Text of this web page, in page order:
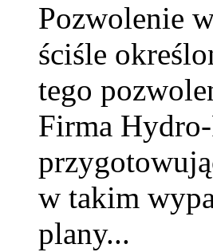
Pozwolenie
ściśle
tego
Firma
w takim
plany...